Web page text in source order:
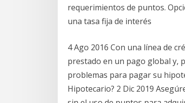
requerimientos de puntos.
una tasa fija de interés
4 Ago 2016 Con una línea de
prestado en un pago global y,
problemas para pagar su
Hipotecario? 2 Dic 2019